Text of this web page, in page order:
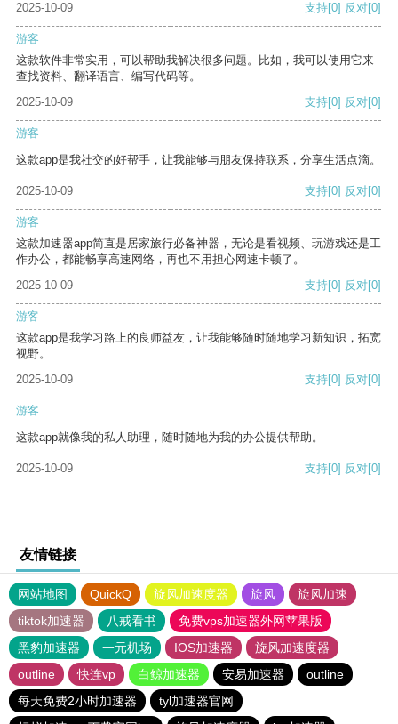
2025-10-09 支持[0] 反对[0]
游客
这款软件非常实用，可以帮助我解决很多问题。比如，我可以使用它来
查找资料、翻译语言、编写代码等。
2025-10-09
支持[0] 反对[0]
游客
这款app是我社交的好帮手，让我能够与朋友保持联系，分享生活点滴。
2025-10-09 支持[0] 反对[0]
游客
这款加速器app简直是居家旅行必备神器，无论是看视频、玩游戏还是工
作办公，都能畅享高速网络，再也不用担心网速卡顿了。
2025-10-09
支持[0] 反对[0]
游客
这款app是我学习路上的良师益友，让我能够随时随地学习新知识，拓宽
视野。
2025-10-09
支持[0] 反对[0]
游客
这款app就像我的私人助理，随时随地为我的办公提供帮助。
2025-10-09 支持[0] 反对[0]
友情链接
网站地图 QuickQ 旋风加速度器 旋风
旋风加速
tiktok加速器
八戒看书
免费vps加速器外网苹果版
黑豹加速器
一元机场 IOS加速器
旋风加速度器
outline
快连vp 白鲸加速器 安易加速器
outline
每天免费2小时加速器
tyl加速器官网